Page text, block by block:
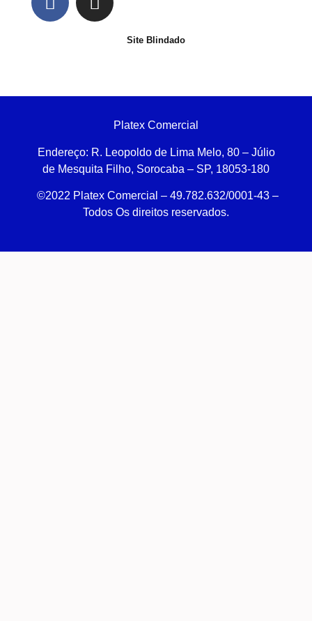
Site Blindado
Platex Comercial
Endereço: R. Leopoldo de Lima Melo, 80 – Júlio
de Mesquita Filho, Sorocaba – SP, 18053-180
©2022 Platex Comercial – 49.782.632/0001-43 –
Todos Os direitos reservados.